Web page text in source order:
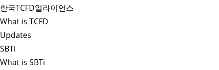
한국TCFD얼라이언스
What is TCFD
Updates
SBTi
What is SBTi